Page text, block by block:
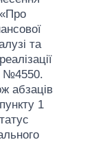
та
№4550.
абзаців
1